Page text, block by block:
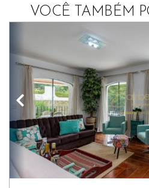
VOCÊ TAMBÉM